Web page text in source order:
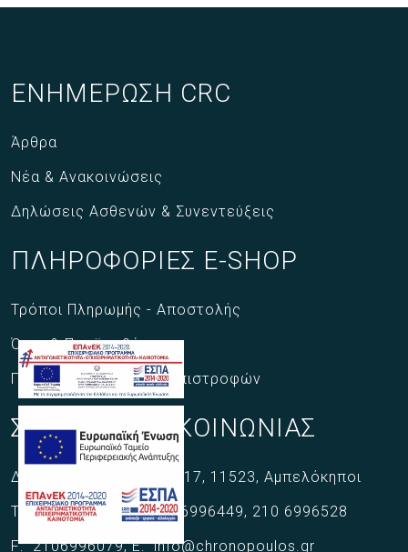
ΕΝΗΜΕΡΩΣΗ CRC
Άρθρα
Νέα & Ανακοινώσεις
Δηλώσεις Ασθενών & Συνεντεύξεις
ΠΛΗΡΟΦΟΡΙΕΣ E-SHOP
Τρόποι Πληρωμής - Αποστολής
Όροι & Προϋποθέσεις
Πολιτική Ακύρωσης - Επιστροφών
ΣΤΟΙΧΕΙΑ ΕΠΙΚΟΙΝΩΝΙΑΣ
Δουκίσσης Πλακεντίας 17, 11523, Αμπελόκηποι
Τηλ:210 6996220,210 6996449, 210 6996528
F:2106996079,E:info@chronopoulos.gr